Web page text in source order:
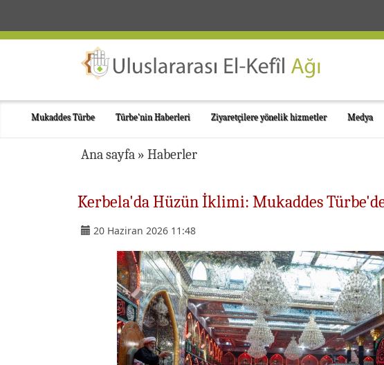
Mukaddes Türbe Türbe'nin Haberleri Ziyaretçilere yönelik hizmetler Medya
Ana sayfa » Haberler
Kerbela'da Hüzün İklimi: Mukaddes
20 Haziran 2026 11:48